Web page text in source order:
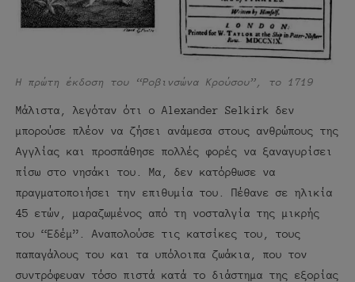
Η πρώτη έκδοση του “Ροβινσώνα Κρούσου”, το 1719
Μάλιστα, λεγόταν ότι ο Alexander Selkirk δεν
μπορούσε πλέον να ζήσει ανάμεσα στους ανθρώπους της
Αγγλίας και προσπάθησε πολλές φορές να ξαναγυρίσει
πίσω στο νησάκι του. Μα, δεν κατόρθωσε να
πραγματοποιήσει την επιθυμία του. Πέθανε σε ηλικία
45 ετών, μαραζωμένος από τη νοσταλγία της μικρής
του “Εδέμ”. Αναπολούσε τις κατσίκες του, τους
παπαγάλους του και τα υπόλοιπα ζωάκια, που τον
συντρόφευαν τόσο πιστά κατά το διάστημα της εξορίας